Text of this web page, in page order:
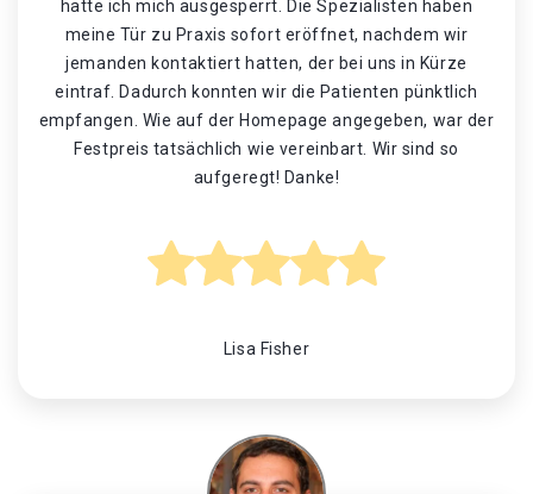
hatte ich mich ausgesperrt. Die Spezialisten haben
meine Tür zu Praxis sofort eröffnet, nachdem wir
jemanden kontaktiert hatten, der bei uns in Kürze
eintraf. Dadurch konnten wir die Patienten pünktlich
empfangen. Wie auf der Homepage angegeben, war der
Festpreis tatsächlich wie vereinbart. Wir sind so
aufgeregt! Danke!
Lisa Fisher